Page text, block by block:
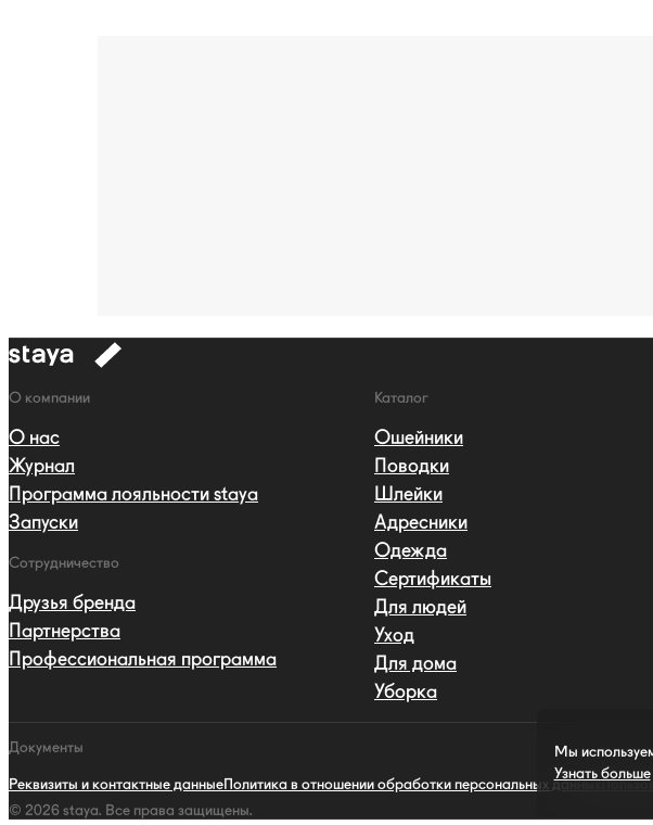
к
Навигация
О компании
О нас
Журнал
Программа лояльности staya
Запуски
Сотрудничество
Друзья бренда
Партнерства
Профессиональная программа
Каталог
Ошейники
Поводки
Шлейки
Адресники
Одежда
Сертификаты
Для людей
Уход
Для дома
Уборка
Документы
Реквизиты и контактные данныеПолитика в отношении обработки персональных данных
© 2026 staya. Все права защищены.
Мы
Узнать больше